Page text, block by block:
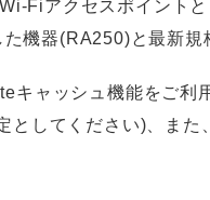
Fiアクセスポイントと
機器(RA250)と最新
ャッシュ機能をご利
としてください)、ま